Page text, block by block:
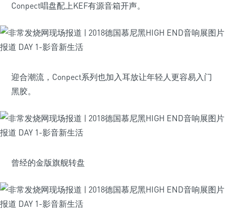
Conpect唱盘配上KEF有源音箱开声。
迎合潮流，Conpect系列也加入耳放让年轻人更容易入门
黑胶。
曾经的金版旗舰转盘